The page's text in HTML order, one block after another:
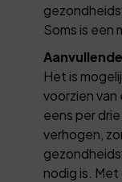
Soms is een
Het is
voorzien van
eens per
verhogen,
nodig is.